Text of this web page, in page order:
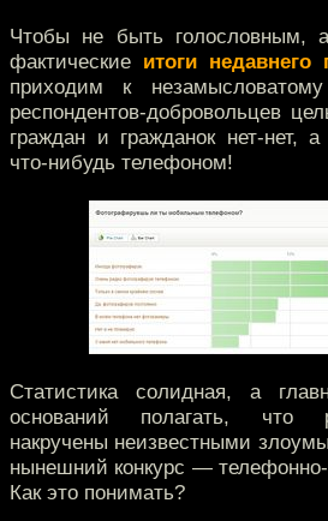
Чтобы не быть голословным,
фактические итоги недавнего
приходим к
респондентов-добровольцев
граждан и гражданок нет-нет,
что-нибудь телефоном!
Статистика солидная, а
оснований полагать, что
накручены неизвестными
нынешний конкурс —
Как это понимать?